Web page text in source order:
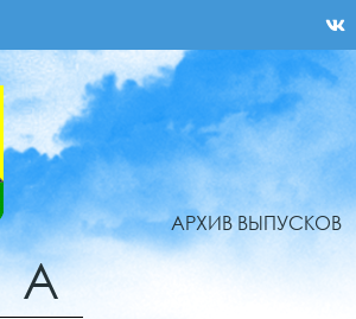
АРХИВ ВЫПУСКОВ